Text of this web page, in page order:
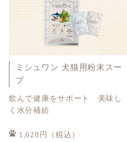
ミシュワン 犬猫用粉末スー
プ
飲んで健康をサポート 美味し
く水分補給
1,628円（税込）